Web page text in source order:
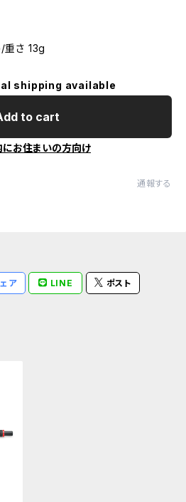
さ 13g
shipping available
to cart
にお住まいの方向け
通報する
ア LINE ポスト